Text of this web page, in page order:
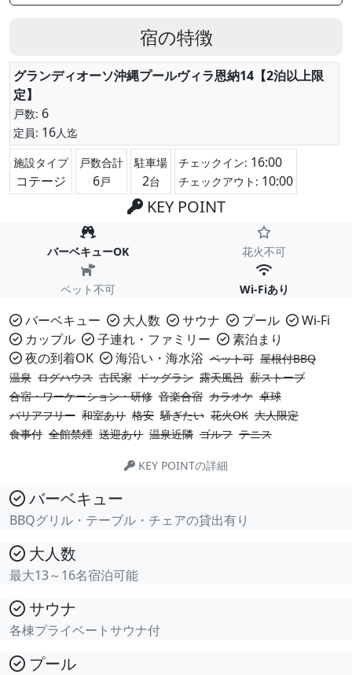
宿の特徴
グランディオーソ沖縄プールヴィラ恩納14【2泊以上限
定】
戸数: 6
定員: 16人迄
施設タイプ
コテージ
戸数合計
6戸
駐車場
2台
チェックイン: 16:00
チェックアウト: 10:00
KEY POINT
バーベキューOK 花火不可
ペット不可 Wi-Fiあり
バーベキュー 大人数 サウナ プール
Wi-Fi
カップル
子連れ・ファミリー
素泊まり
夜の到着OK
海沿い・海水浴 ペット可 屋根付BBQ
温泉 ログハウス 古民家 ドッグラン 露天風呂 薪ストーブ
合宿・ワーケーション・研修 音楽合宿 カラオケ 卓球
バリアフリー 和室あり 格安 騒ぎたい 花火OK 大人限定
食事付 全館禁煙 送迎あり 温泉近隣 ゴルフ テニス
KEY POINTの詳細
バーベキュー
BBQグリル・テーブル・チェアの貸出有り
大人数
最大13～16名宿泊可能
サウナ
各棟プライベートサウナ付
プール